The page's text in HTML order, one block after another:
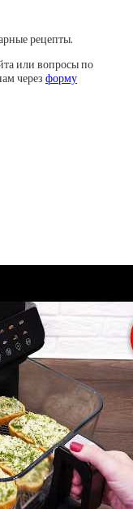
рецепты.
или вопросы по
через форму